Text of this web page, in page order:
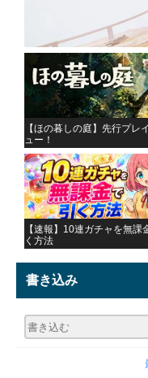
【ほの暮しの庭】先行プレ
ュー！
【速報】10連ガチャを無課
く方法
書き込み